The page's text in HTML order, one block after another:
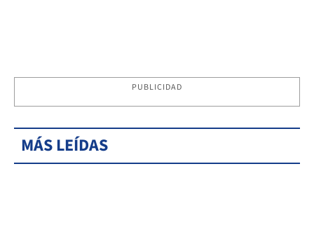
PUBLICIDAD
MÁS LEÍDAS